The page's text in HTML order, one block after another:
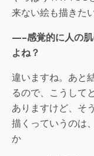
来ない絵も描きた
—–感覚的に人の肌
よね？
違いますね。あと
るので、こうして
ありますけど、そ
描くっていうのは
か